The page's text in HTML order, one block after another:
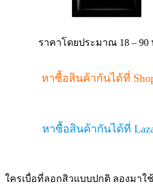
ราคาโดยประมาณ 18 – 90
หาซื้อสินค้ากันได้ที่
หาซื้อสินค้ากันได้ที่
ใครเบื่อที่ลอกสิวแบบปกติ ลองมาใ